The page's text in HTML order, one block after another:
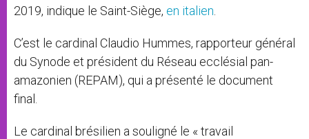
2019, indique le Saint-Siège, en italien
C’est le cardinal Claudio Hummes, rapporteur général
du Synode et président du Réseau ecclésial pan-
amazonien (REPAM), qui a présenté le document
final.
Le cardinal brésilien a souligné le « travail